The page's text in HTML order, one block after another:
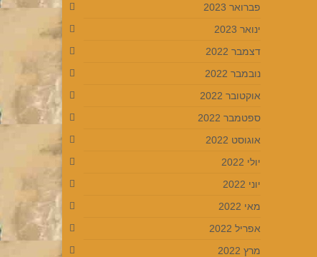
פברואר 2023
ינואר 2023
דצמבר 2022
נובמבר 2022
אוקטובר 2022
ספטמבר 2022
אוגוסט 2022
יולי 2022
יוני 2022
מאי 2022
אפריל 2022
מרץ 2022